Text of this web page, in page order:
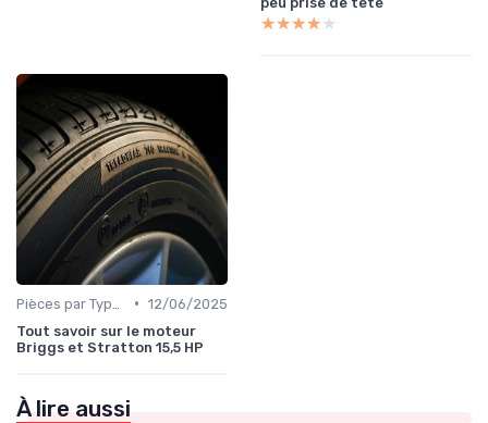
★★★★★
★★★★★
• 12/06/2025
Tout savoir sur le moteur
Briggs et Stratton 15,5 HP
À lire aussi